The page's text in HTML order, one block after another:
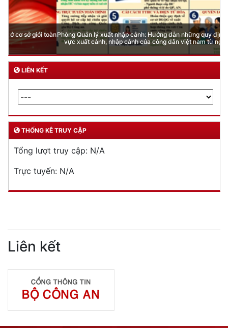
Phòng Quản lý xuất nhập cảnh: Hướng dẫn những quy định mới trong lĩnh
vực xuất cảnh, nhập cảnh của công dân việt nam từ ngày 01/7/2026
LIÊN KẾT
THỐNG KÊ TRUY CẬP
Tổng lượt truy cập: N/A
Trực tuyến: N/A
Liên kết